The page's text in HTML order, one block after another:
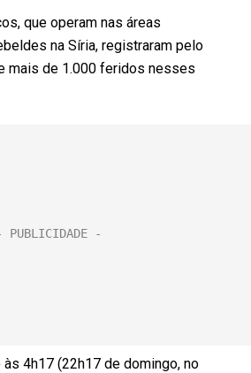
que operam nas áreas
na Síria, registraram pelo
mais de 1.000 feridos nesses
4h17 (22h17 de domingo, no